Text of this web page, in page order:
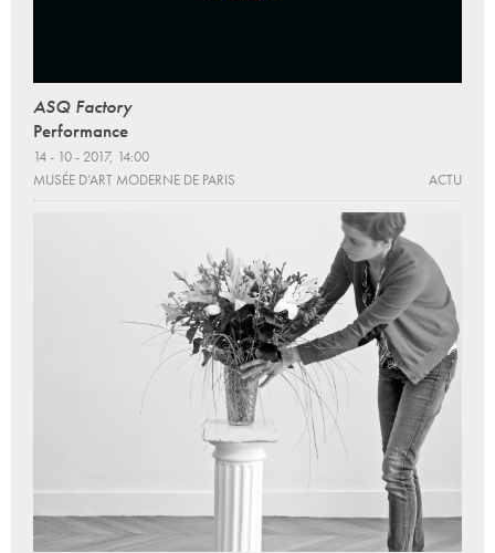
ASQ Factory
Performance
14 - 10 - 2017, 14:00
MUSÉE D’ART MODERNE DE PARIS
ACTU